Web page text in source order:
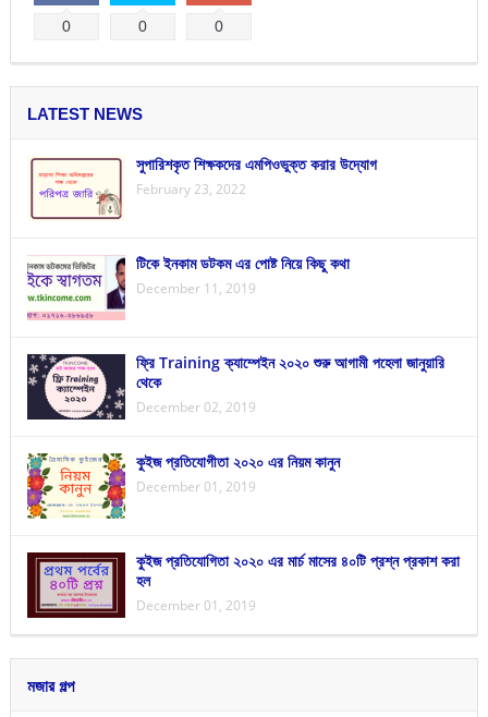
0 0 0
LATEST NEWS
সুপারিশকৃত শিক্ষকদের এমপিওভুক্ত করার উদ্যোগ
February 23, 2022
টিকে ইনকাম ডটকম এর পোষ্ট নিয়ে কিছু কথা
December 11, 2019
ফ্রি Training ক্যাম্পেইন ২০২০ শুরু আগামী পহেলা জানুয়ারি
থেকে
December 02, 2019
কুইজ প্রতিযোগীতা ২০২০ এর নিয়ম কানুন
December 01, 2019
কুইজ প্রতিযোগিতা ২০২০ এর মার্চ মাসের ৪০টি প্রশ্ন প্রকাশ করা
হল
December 01, 2019
মজার গল্প